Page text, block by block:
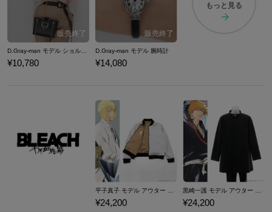
¥10,780
D.Gray-man モデル 腕時計
¥14,080
もっと見る
¥24,200 ¥24,200